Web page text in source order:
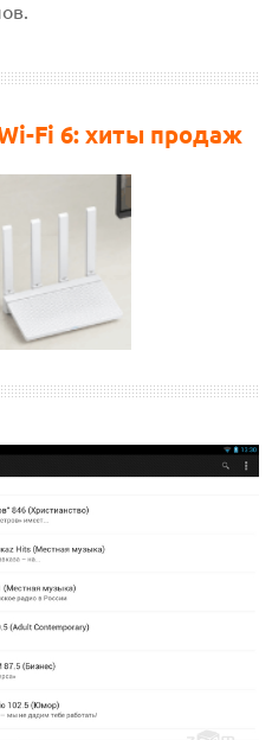
Fi 6: хиты продаж